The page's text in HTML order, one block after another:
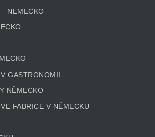
NEMECKO
GASTRONOMII
NĚMECKO
FABRICE V NĚMECKU